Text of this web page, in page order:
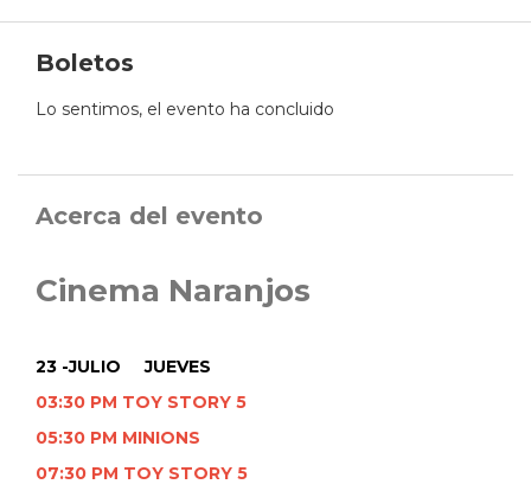
Boletos
Lo sentimos, el evento ha concluido
Acerca del evento
Cinema Naranjos
23 -JULIO JUEVES
03:30 PM TOY STORY 5
05:30 PM MINIONS
07:30 PM TOY STORY 5